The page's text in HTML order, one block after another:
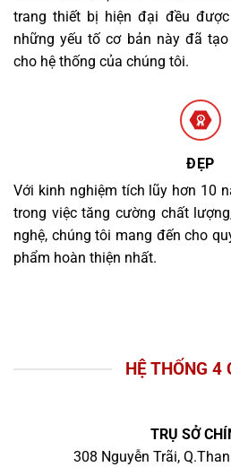
trang thiết bị hiện đại đều
những yếu tố cơ bản này đã
cho hệ thống của chúng tôi.
ĐẸP
Với kinh nghiệm tích lũy hơn 10
trong việc tăng cường chất
nghệ, chúng tôi mang đến cho
phẩm hoàn thiện nhất.
HỆ THỐNG 4
TRỤ SỞ
308 Nguyễn Trãi,